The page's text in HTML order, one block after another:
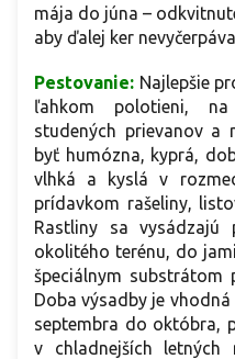
mája do júna –
aby ďalej ker
Pestovanie: Najlepšie
ľahkom polotieni,
studených prievanov a
byť humózna, kyprá,
vlhká a kyslá v
prídavkom rašeliny,
Rastliny sa
okolitého terénu, do
špeciálnym substrátom
Doba výsadby je
septembra do októbra,
v chladnejších letných